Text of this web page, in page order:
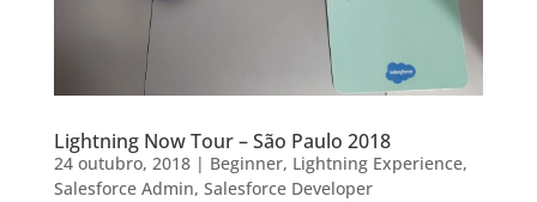
Lightning Now Tour – São Paulo 2018
24 outubro, 2018| Beginner, Lightning Experience,
Salesforce Admin, Salesforce Developer